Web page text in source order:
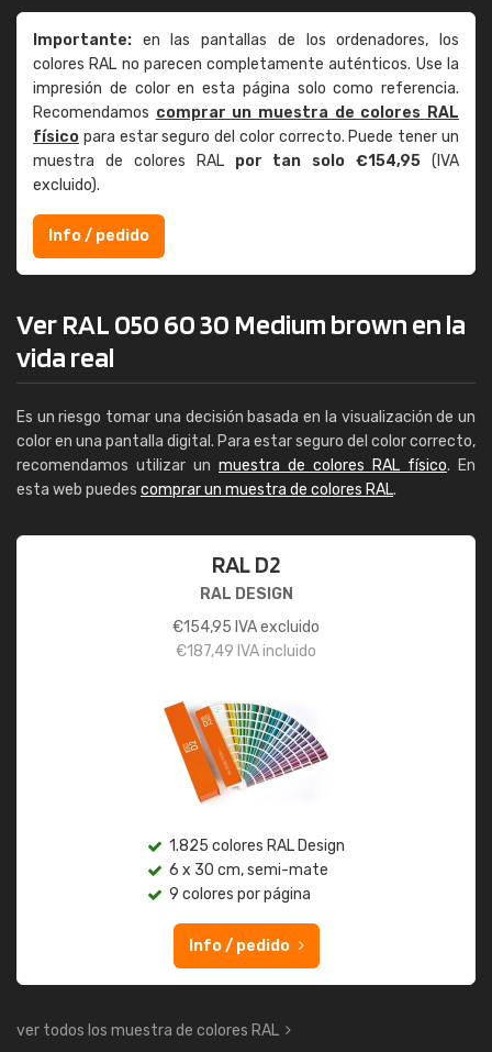
Importante: en las pantallas de los ordenadores, los
colores RAL no parecen completamente auténticos. Use la
impresión de color en esta página solo como referencia.
Recomendamos comprar un muestra de colores RAL
físico para estar seguro del color correcto. Puede tener un
muestra de colores RAL por tan solo €154,95 (IVA
excluido).
Info / pedido
Ver RAL 050 60 30 Medium brown en la
vida real
Es un riesgo tomar una decisión basada en la visualización de un
color en una pantalla digital. Para estar seguro del color correcto,
recomendamos utilizar un muestra de colores RAL físico. En
esta web puedes comprar un muestra de colores RAL.
RAL D2
RAL DESIGN
€154,95 IVA excluido
€187,49 IVA incluido
1.825 colores RAL Design
6 x 30 cm, semi-mate
9 colores por página
Info / pedido
ver todos los muestra de colores RAL